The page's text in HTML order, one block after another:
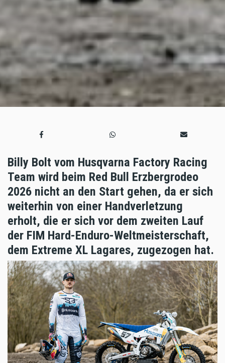
Billy Bolt vom Husqvarna Factory Racing
Team wird beim Red Bull Erzbergrodeo
2026 nicht an den Start gehen, da er sich
weiterhin von einer Handverletzung
erholt, die er sich vor dem zweiten Lauf
der FIM Hard-Enduro-Weltmeisterschaft,
dem Extreme XL Lagares, zugezogen hat.